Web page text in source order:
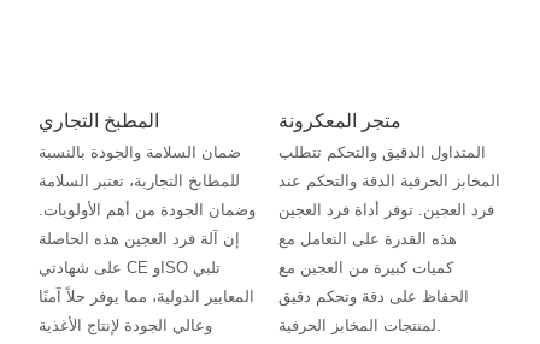
المطبخ التجاري
ضمان السلامة والجودة بالنسبة
للمطابخ التجارية، تعتبر السلامة
وضمان الجودة من أهم الأولويات.
إن آلة فرد العجين هذه الحاصلة
على شهادتي CE وISO تلبي
المعايير الدولية، مما يوفر حلاً آمنًا
وعالي الجودة لإنتاج الأغذية
متجر المعكرونة
المتداول الدقيق والتحكم تتطلب
المخابز الحرفية الدقة والتحكم عند
فرد العجين. توفر أداة فرد العجين
هذه القدرة على التعامل مع
كميات كبيرة من العجين مع
الحفاظ على دقة وتحكم دقيق
لمنتجات المخابز الحرفية.